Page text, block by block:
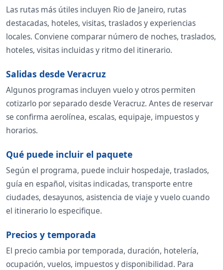
Las rutas más útiles incluyen Rio de Janeiro, rutas
destacadas, hoteles, visitas, traslados y experiencias
locales. Conviene comparar número de noches, traslados,
hoteles, visitas incluidas y ritmo del itinerario.
Salidas desde Veracruz
Algunos programas incluyen vuelo y otros permiten
cotizarlo por separado desde Veracruz. Antes de reservar
se confirma aerolínea, escalas, equipaje, impuestos y
horarios.
Qué puede incluir el paquete
Según el programa, puede incluir hospedaje, traslados,
guía en español, visitas indicadas, transporte entre
ciudades, desayunos, asistencia de viaje y vuelo cuando
el itinerario lo especifique.
Precios y temporada
El precio cambia por temporada, duración, hotelería,
ocupación, vuelos, impuestos y disponibilidad. Para